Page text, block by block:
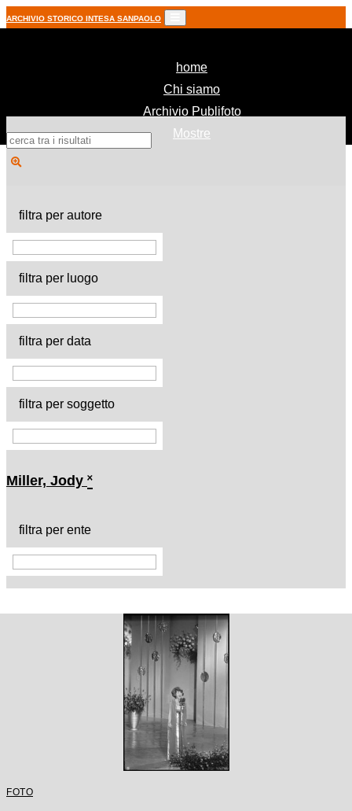
ARCHIVIO STORICO INTESA SANPAOLO
home(current)
Chi siamo
Archivio Publifoto
Mostre
filtra per autore
filtra per luogo
filtra per data
filtra per soggetto
Miller, Jody ˟
filtra per ente
FOTO